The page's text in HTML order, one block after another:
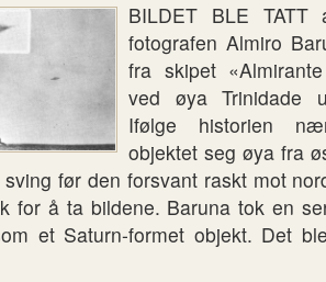
BILDET BLE TATT
fotografen Almiro
fra skipet
ved øya Trinidade
Ifølge historien
objektet seg øya fra
før den forsvant raskt mot
for å ta bildene. Baruna tok en
et Saturn-formet objekt. Det